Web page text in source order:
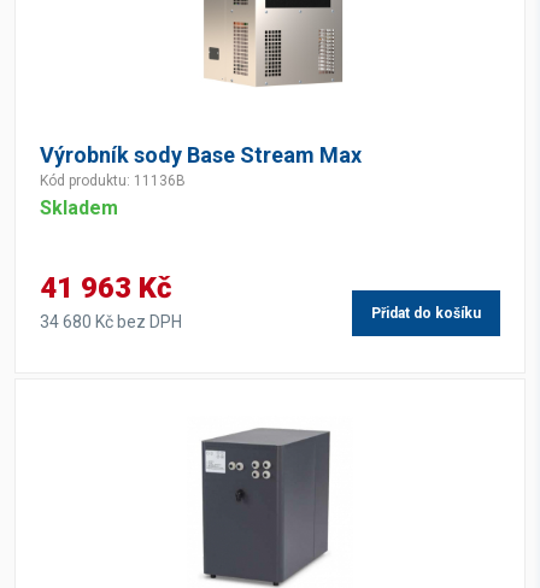
Výrobník sody Base Stream Max
Kód produktu: 11136B
Skladem
41 963 Kč
34 680 Kč bez DPH Přidat do košíku